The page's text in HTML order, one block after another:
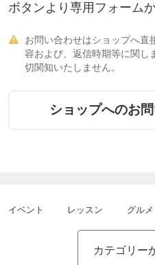
ボタンより専用フォーム

お問い合わせはショップへ直
容および、返信時期等に関し
切関知いたしません。
ショップへのお
イベント レッスン グルメ
カテゴリー